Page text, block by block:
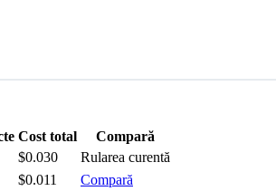
Cost total
Compară
$0.030
Rularea curentă
$0.011
Compară